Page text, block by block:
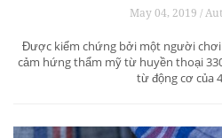
May 04, 2019 /
Được kiểm chứng bởi một người chơi
cảm hứng thẩm mỹ từ huyền thoại
từ động cơ của